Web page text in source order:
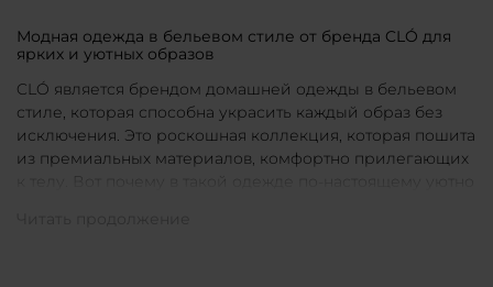
Модная одежда в бельевом стиле от бренда CLÓ для
ярких и уютных образов
CLÓ является брендом домашней одежды в бельевом
стиле, которая способна украсить каждый образ без
исключения. Это роскошная коллекция, которая пошита
из премиальных материалов, комфортно прилегающих
к телу. Вот почему в такой одежде по-настоящему уютно